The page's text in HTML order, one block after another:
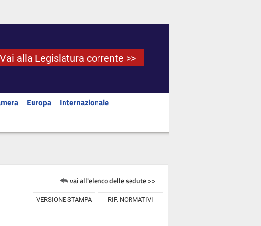
Vai alla Legislatura corrente >>
Europa
Internazionale
vai all'elenco delle sedute >>
VERSIONE STAMPA RIF. NORMATIVI